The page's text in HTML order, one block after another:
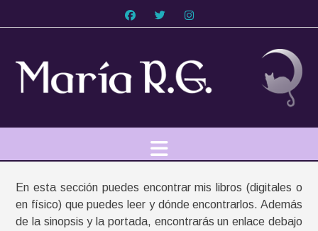
al
En esta sección puedes encontrar mis libros (digitales o
en físico) que puedes leer y dónde encontrarlos. Además
de la sinopsis y la portada, encontrarás un enlace debajo